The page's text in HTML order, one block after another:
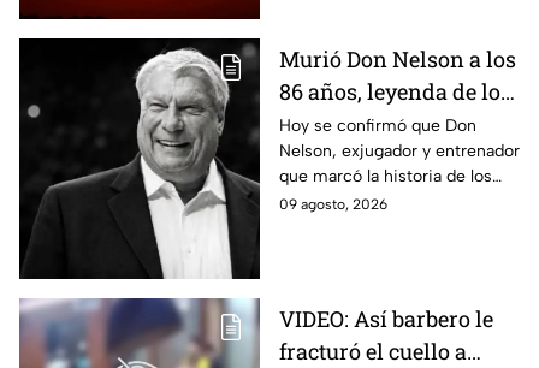
Murió Don Nelson a los
86 años, leyenda de los
Boston Celtics y la NBA
Hoy se confirmó que Don
Nelson, exjugador y entrenador
que marcó la historia de los
Boston Celtics y la NBA, murió
09 agosto, 2026
VIDEO: Así barbero le
fracturó el cuello a